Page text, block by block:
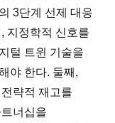
3단계 선제 대응
지정학적 신호를
털 트윈 기술을
야 한다. 둘째,
략적 재고를
너십을